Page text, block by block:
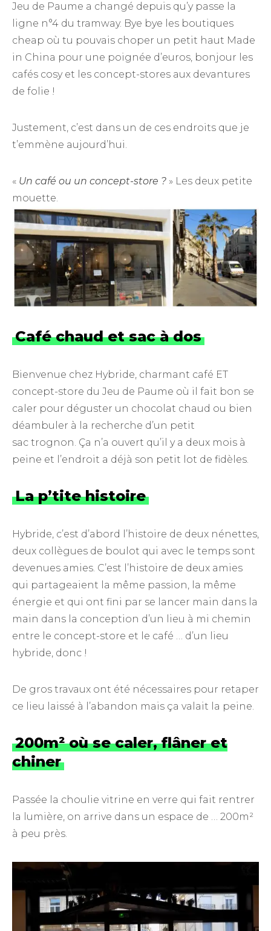
Jeu de Paume a changé depuis qu’y passe la
ligne n°4 du tramway. Bye bye les boutiques
cheap où tu pouvais choper un petit haut Made
in China pour une poignée d’euros, bonjour les
cafés cosy et les concept-stores aux devantures
de folie !
Justement, c’est dans un de ces endroits que je
t’emmène aujourd’hui.
« Un café ou un concept-store ? » Les deux petite
mouette.
Café chaud et sac à dos
Bienvenue chez Hybride, charmant café ET
concept-store du Jeu de Paume où il fait bon se
caler pour déguster un chocolat chaud ou bien
déambuler à la recherche d’un petit
sac trognon. Ça n’a ouvert qu’il y a deux mois à
peine et l’endroit a déjà son petit lot de fidèles.
La p’tite histoire
Hybride, c’est d’abord l’histoire de deux nénettes,
deux collègues de boulot qui avec le temps sont
devenues amies. C’est l’histoire de deux amies
qui partageaient la même passion, la même
énergie et qui ont fini par se lancer main dans la
main dans la conception d’un lieu à mi chemin
entre le concept-store et le café … d’un lieu
hybride, donc !
De gros travaux ont été nécessaires pour retaper
ce lieu laissé à l’abandon mais ça valait la peine.
200m² où se caler, flâner et
chiner
Passée la choulie vitrine en verre qui fait rentrer
la lumière, on arrive dans un espace de … 200m²
à peu près.